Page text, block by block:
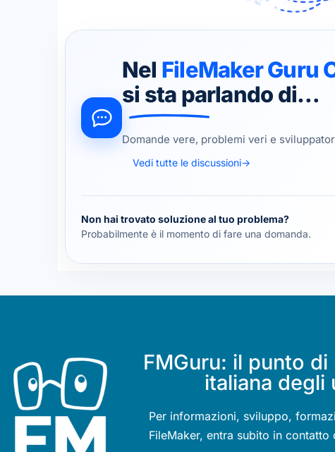
Nel FileMaker Guru
si sta parlando di…
Domande vere, problemi veri e
Vedi tutte le discussioni→
Non hai trovato soluzione al tuo problema?
Probabilmente è il momento di fare una domanda.
FMGuru: il punto
italiana degli
Per informazioni, sviluppo,
FileMaker, entra subito in contatto